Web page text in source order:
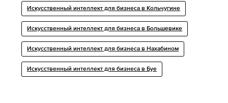
Искусственный интеллект для бизнеса в Кольчугине
Искусственный интеллект для бизнеса в Большевике
Искусственный интеллект для бизнеса в Нахабином
Искусственный интеллект для бизнеса в Буе